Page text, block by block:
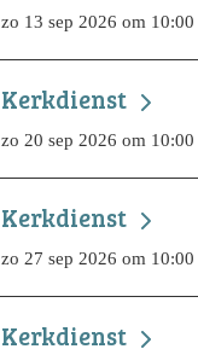
zo 13 sep 2026 om 10:00
Kerkdienst
zo 20 sep 2026 om 10:00
Kerkdienst
zo 27 sep 2026 om 10:00
Kerkdienst